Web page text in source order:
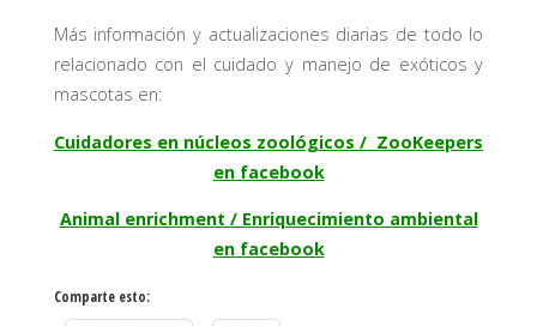
Más información y actualizaciones diarias de todo lo
relacionado con el cuidado y manejo de exóticos y
mascotas en:
Cuidadores en núcleos zoológicos / ZooKeepers
en facebook
Animal enrichment / Enriquecimiento ambiental
en facebook
Comparte esto: